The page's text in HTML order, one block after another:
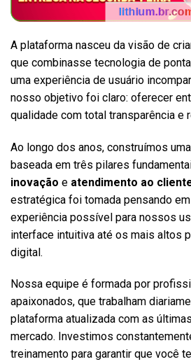
A plataforma nasceu da visão de
que combinasse tecnologia de
uma experiência de usuário
nosso objetivo foi claro: oferecer
qualidade com total transparência e
Ao longo dos anos, construímos
baseada em três pilares
inovação e atendimento ao
estratégica foi tomada pensando
experiência possível para nossos
interface intuitiva até os mais altos
digital.
Nossa equipe é formada por
apaixonados, que trabalham
plataforma atualizada com as
mercado. Investimos
treinamento para garantir que você